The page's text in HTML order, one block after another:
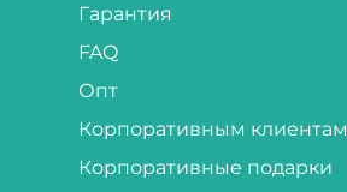
Гарантия
FAQ
Опт
Корпоративным клиентам
Корпоративные подарки